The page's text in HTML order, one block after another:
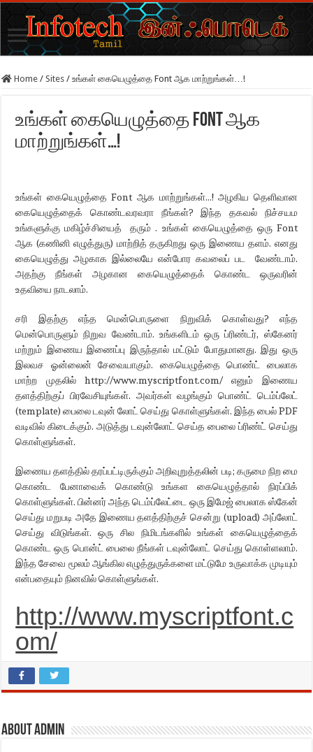
Home / Sites / உங்கள் கையெழுத்தை Font ஆக மாற்றுங்கள்…!
உங்கள் கையெழுத்தை Font ஆக
மாற்றுங்கள்…!
உங்கள் கையெழுத்தை Font ஆக மாற்றுங்கள்…! அழகிய தெளிவான
கையெழுத்தைக் கொண்டவரவரா நீங்கள்? இந்த தகவல் நிச்சயம
உங்களுக்கு மகிழ்ச்சியைத் தரும் . உங்கள் கையெழுத்தை ஒரு Font
ஆக (கணினி எழுத்துரு) மாற்றித் தருகிறது ஒரு இணைய தளம். எனது
கையெழுத்து அழகாக இல்லையே என்போர கவலைப் பட வேண்டாம்.
அதற்கு நீங்கள் அழகான கையெழுத்தைக் கொண்ட ஒருவரின்
உதவியை நாடலாம்.
சரி இதற்கு எந்த மென்பொருளை நிறுவிக் கொள்வது? எந்த
மென்பொருளும் நிறுவ வேண்டாம். உங்களிடம் ஒரு ப்ரிண்டர், ஸ்கேனர்
மற்றும் இணைய இணைப்பு இருந்தால் மட்டும் போதுமானது. இது ஒரு
இலவச ஓன்லைன் சேவையாகும். கையெழுத்தை பொண்ட் பைலாக
மாற்ற முதலில் http://www.myscriptfont.com/ எனும் இணைய
தளத்திற்குப் பிரவேசியுங்கள். அவர்கள் வழங்கும் பொண்ட் டெம்ப்லேட்
(template) பைலை டவுன் லோட் செய்து கொள்ளுங்கள். இந்த பைல் PDF
வடிவில் கிடைக்கும். அடுத்து டவுன்லோட் செய்த பைலை ப்ரிண்ட் செய்து
கொள்ளுங்கள்.
இணைய தளத்தில் தரப்பட்டிருக்கும் அறிவுறுத்தலின் படி; கருமை நிற மை
கொண்ட பேனாவைக் கொண்டு உங்கள கையெழுத்தால் நிரப்பிக்
கொள்ளுங்கள். பின்னர் அந்த டெம்ப்லேட்டை ஒரு இமேஜ் பைலாக ஸ்கேன்
செய்து மறுபடி அதே இணைய தளத்திற்குச் சென்று (upload) அப்லோட்
செய்து விடுங்கள். ஒரு சில நிமிடங்களில் உங்கள் கையெழுத்தைக்
கொண்ட ஒரு பொன்ட் பைலை நீங்கள் டவுன்லோட் செய்து கொள்ளலாம்.
இந்த சேவை மூலம் ஆங்கில எழுத்துருக்களை மட்டுமே உருவாக்க முடியும்
என்பதையும் நினவில் கொள்ளுங்கள்.
http://www.myscriptfont.c
om/
About admin